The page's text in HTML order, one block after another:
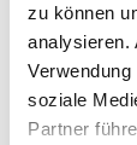
zu können
analysieren.
soziale
Partner